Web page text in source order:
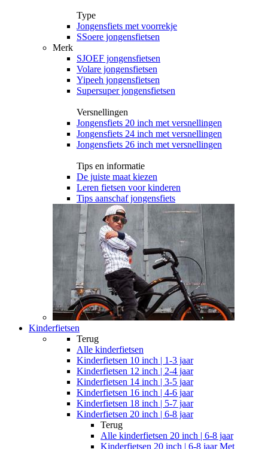
Type
Jongensfiets met voorrekje
SSoere jongensfietsen
Merk
SJOEF jongensfietsen
Volare jongensfietsen
Yipeeh jongensfietsen
Supersuper jongensfietsen
Versnellingen
Jongensfiets 20 inch met versnellingen
Jongensfiets 24 inch met versnellingen
Jongensfiets 26 inch met versnellingen
Tips en informatie
De juiste maat kiezen
Leren fietsen voor kinderen
Tips aanschaf jongensfiets
Kinderfietsen
Terug
Alle kinderfietsen
Kinderfietsen 10 inch | 1-3 jaar
Kinderfietsen 12 inch | 2-4 jaar
Kinderfietsen 14 inch | 3-5 jaar
Kinderfietsen 16 inch | 4-6 jaar
Kinderfietsen 18 inch | 5-7 jaar
Kinderfietsen 20 inch | 6-8 jaar
Terug
Alle kinderfietsen 20 inch | 6-8 jaar
Kinderfietsen 20 inch | 6-8 jaar Met